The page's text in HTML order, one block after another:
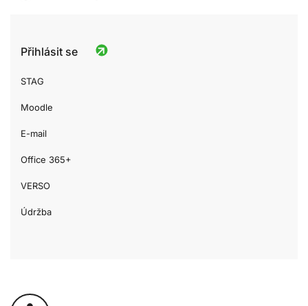
Přihlásit se
STAG
Moodle
E-mail
Office 365+
VERSO
Údržba